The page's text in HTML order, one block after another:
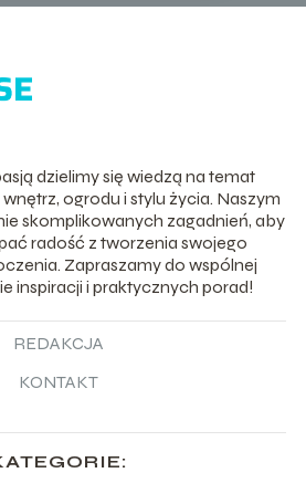
dzielimy się wiedzą na temat
ogrodu i stylu życia. Naszym
skomplikowanych zagadnień, aby
radość z tworzenia swojego
Zapraszamy do wspólnej
inspiracji i praktycznych porad!
REDAKCJA
KONTAKT